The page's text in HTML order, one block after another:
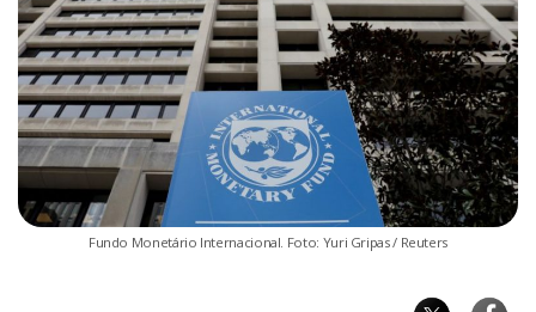
Fundo Monetário Internacional. Foto: Yuri Gripas / Reuters